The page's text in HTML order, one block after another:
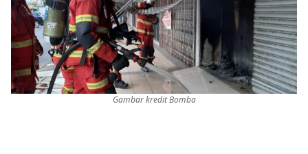
Gambar kredit Bomba